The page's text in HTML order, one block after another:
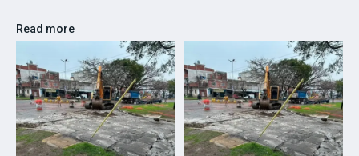
Read more